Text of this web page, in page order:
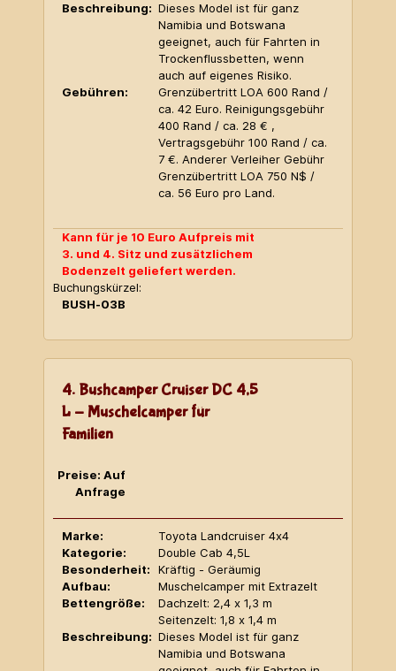
Beschreibung: Dieses Model ist für ganz
Namibia und Botswana
geeignet, auch für Fahrten in
Trockenflussbetten, wenn
auch auf eigenes Risiko.
Gebühren:
Grenzübertritt LOA 600 Rand /
ca. 42 Euro. Reinigungsgebühr
400 Rand / ca. 28 € ,
Vertragsgebühr 100 Rand / ca.
7 €. Anderer Verleiher Gebühr
Grenzübertritt LOA 750 N$ /
ca. 56 Euro pro Land.
Kann für je 10 Euro Aufpreis mit
3. und 4. Sitz und zusätzlichem
Bodenzelt geliefert werden.
Buchungskürzel:
BUSH-03B
4. Bushcamper Cruiser DC 4,5
L - Muschelcamper für
Familien
Preise: Auf
Anfrage
Marke:
Toyota Landcruiser 4x4
Kategorie:
Double Cab 4,5L
Besonderheit:
Kräftig - Geräumig
Aufbau:
Muschelcamper mit Extrazelt
Bettengröße:
Dachzelt: 2,4 x 1,3 m
Seitenzelt: 1,8 x 1,4 m
Beschreibung: Dieses Model ist für ganz
Namibia und Botswana